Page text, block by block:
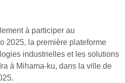
à participer au
2025, la première plateforme
industrielles et les solutions
à Mihama-ku, dans la ville de